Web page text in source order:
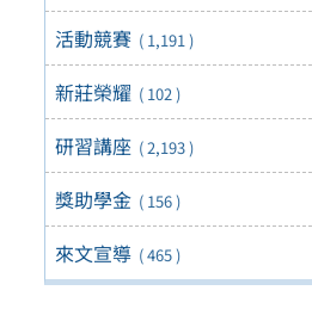
活動競賽 ( 1,191 )
新莊榮耀 ( 102 )
研習講座 ( 2,193 )
獎助學金 ( 156 )
來文宣導 ( 465 )